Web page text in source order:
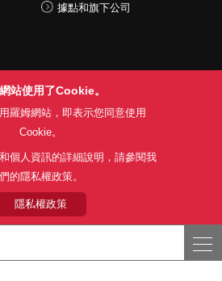
據點和旗下公司
利用目的 隱私權政策
產品銷售之標準條款(PDF)
CO., LTD. ALL RIGHTS RESERVED.
站使用了Cookie。
羅姆網站，即表示您同意使用
Cookie。
個人資訊的詳細說明，請參閱我
們的隱私權政策。
隱私權政策